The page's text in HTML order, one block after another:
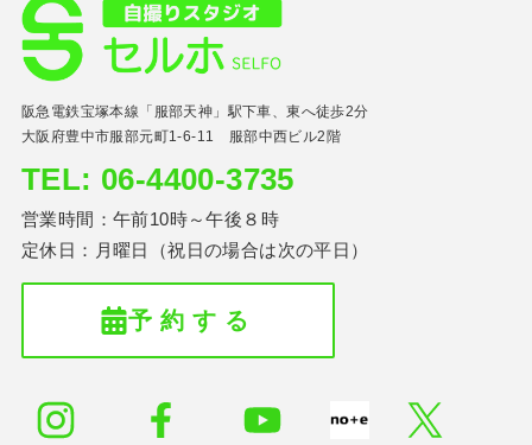
阪急電鉄宝塚本線「服部天神」駅下車、東へ徒歩2分
大阪府豊中市服部元町1-6-11 服部中西ビル2階
TEL: 06-4400-3735
営業時間：午前10時～午後８時
定休日：月曜日（祝日の場合は次の平日）
予 約 す る